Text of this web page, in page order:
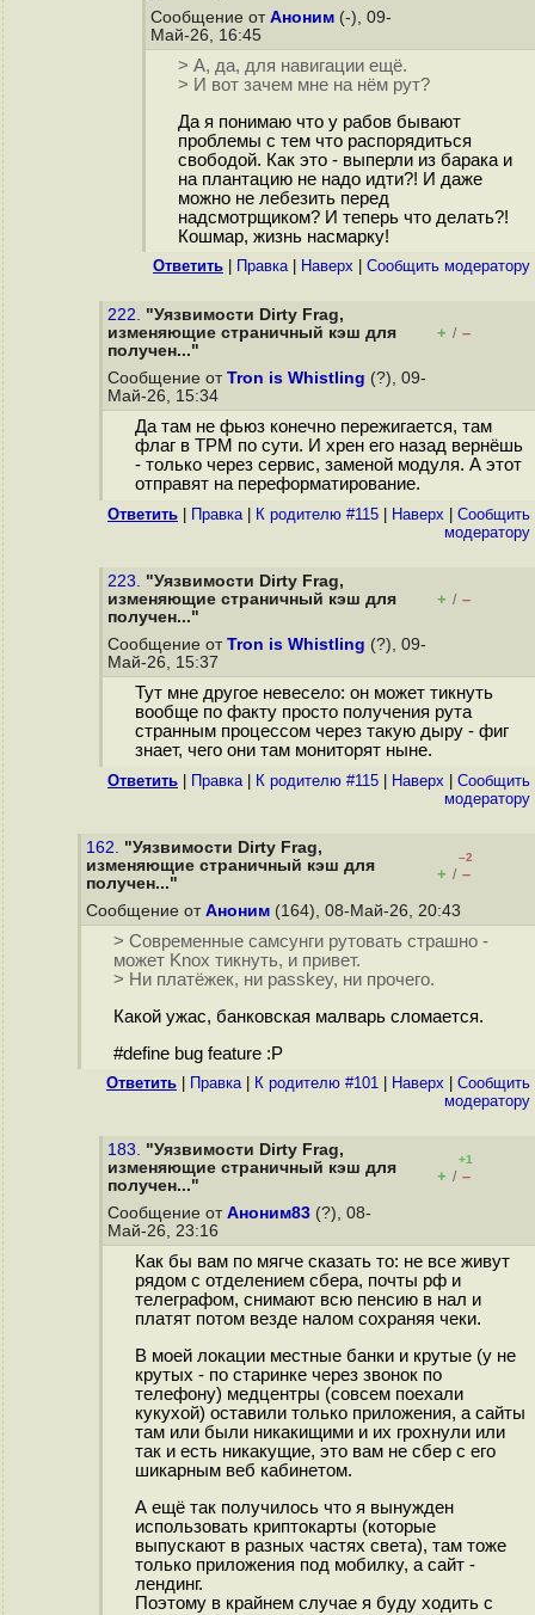
Сообщение от Аноним (-), 09-
Май-26, 16:45
> А, да, для навигации ещё.
> И вот зачем мне на нём рут?
Да я понимаю что у рабов бывают
проблемы с тем что распорядиться
свободой. Как это - выперли из барака и
на плантацию не надо идти?! И даже
можно не лебезить перед
надсмотрщиком? И теперь что делать?!
Кошмар, жизнь насмарку!
Ответить Правка| Наверх Cообщить модератору
222. "Уязвимости Dirty Frag,
изменяющие страничный кэш для
получен..."
+ / –
Сообщение от Tron is Whistling (?), 09-
Май-26, 15:34
Да там не фьюз конечно пережигается, там
флаг в TPM по сути. И хрен его назад вернёшь
- только через сервис, заменой модуля. А этот
отправят на переформатирование.
Ответить Правка| К родителю #115 Наверх
Cообщить
модератору
223. "Уязвимости Dirty Frag,
изменяющие страничный кэш для
получен..."
+ / –
Сообщение от Tron is Whistling (?), 09-
Май-26, 15:37
Тут мне другое невесело: он может тикнуть
вообще по факту просто получения рута
странным процессом через такую дыру - фиг
знает, чего они там мониторят ныне.
Ответить Правка| К родителю #115 Наверх
Cообщить
модератору
162. "Уязвимости Dirty Frag,
изменяющие страничный кэш для
получен..."
–2
+ / –
Сообщение от Аноним (164), 08-Май-26, 20:43
> Современные самсунги рутовать страшно -
может Knox тикнуть, и привет.
> Ни платёжек, ни passkey, ни прочего.
Какой ужас, банковская малварь сломается.
#define bug feature :P
Ответить Правка| К родителю #101 Наверх
Cообщить
модератору
183. "Уязвимости Dirty Frag,
изменяющие страничный кэш для
получен..."
+1
+ / –
Сообщение от Аноним83 (?), 08-
Май-26, 23:16
Как бы вам по мягче сказать то: не все живут
рядом с отделением сбера, почты рф и
телеграфом, снимают всю пенсию в нал и
платят потом везде налом сохраняя чеки.
В моей локации местные банки и крутые (у не
крутых - по старинке через звонок по
телефону) медцентры (совсем поехали
кукухой) оставили только приложения, а сайты
там или были никакищими и их грохнули или
так и есть никакущие, это вам не сбер с его
шикарным веб кабинетом.
А ещё так получилось что я вынужден
использовать криптокарты (которые
выпускают в разных частях света), там тоже
только приложения под мобилку, а сайт -
лендинг.
Поэтому в крайнем случае я буду ходить с